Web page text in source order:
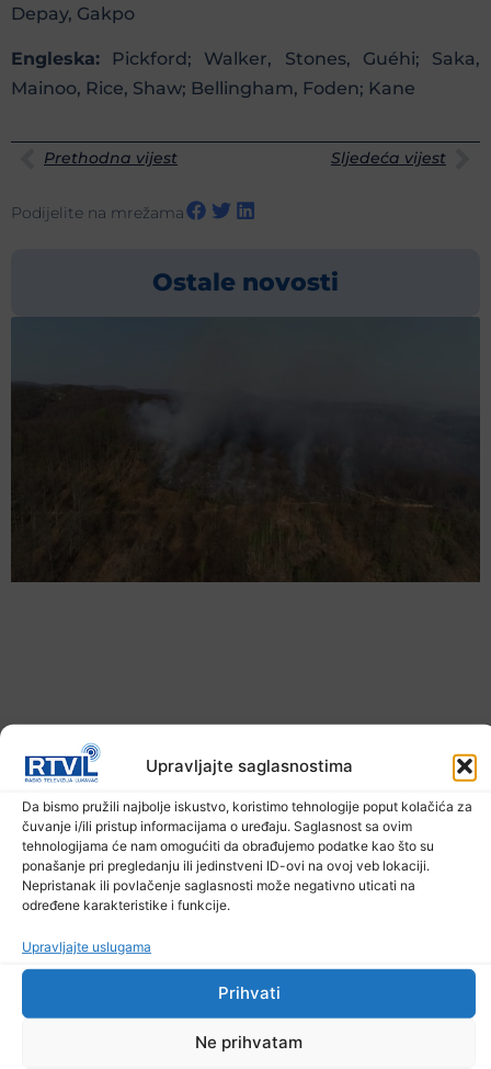
Upravljajte saglasnostima
Da bismo pružili najbolje iskustvo, koristimo tehnologije poput kolačića za
čuvanje i/ili pristup informacijama o uređaju. Saglasnost sa ovim
tehnologijama će nam omogućiti da obrađujemo podatke kao što su
ponašanje pri pregledanju ili jedinstveni ID-ovi na ovoj veb lokaciji.
Nepristanak ili povlačenje saglasnosti može negativno uticati na
određene karakteristike i funkcije.
Upravljajte uslugama
Prihvati
Ne prihvatam
Depay, Gakpo
Engleska: Pickford; Walker, Stones, Guéhi; Saka,
Mainoo, Rice, Shaw; Bellingham, Foden; Kane
Prethodna vijest Sljedeća vijest
Podijelite na mrežama
Ostale novosti
U TK povećan broj požara
7. Augusta 2026.